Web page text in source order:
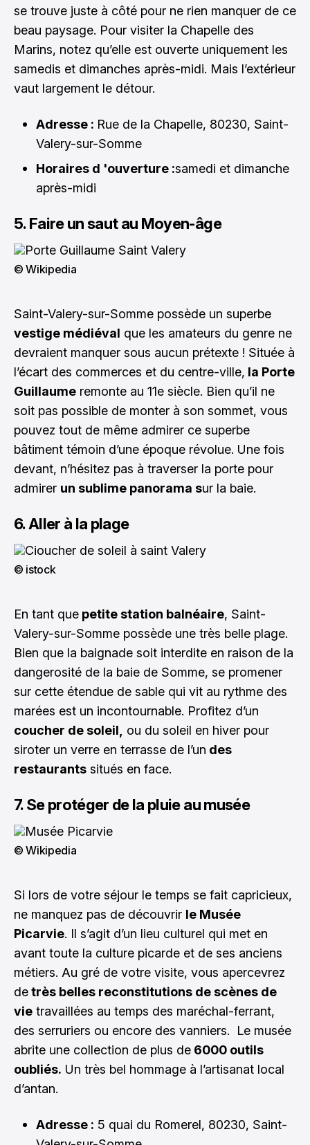
se trouve juste à côté pour ne rien manquer de ce
beau paysage. Pour visiter la Chapelle des
Marins, notez qu’elle est ouverte uniquement les
samedis et dimanches après-midi. Mais l’extérieur
vaut largement le détour.
Adresse : Rue de la Chapelle, 80230, Saint-
Valery-sur-Somme
Horaires d 'ouverture :samedi et dimanche
après-midi
5. Faire un saut au Moyen-âge
© Wikipedia
Saint-Valery-sur-Somme possède un superbe
vestige médiéval que les amateurs du genre ne
devraient manquer sous aucun prétexte ! Située à
l’écart des commerces et du centre-ville, la Porte
Guillaume remonte au 11e siècle. Bien qu’il ne
soit pas possible de monter à son sommet, vous
pouvez tout de même admirer ce superbe
bâtiment témoin d’une époque révolue. Une fois
devant, n’hésitez pas à traverser la porte pour
admirer un sublime panorama sur la baie.
6. Aller à la plage
© istock
En tant que petite station balnéaire, Saint-
Valery-sur-Somme possède une très belle plage.
Bien que la baignade soit interdite en raison de la
dangerosité de la baie de Somme, se promener
sur cette étendue de sable qui vit au rythme des
marées est un incontournable. Profitez d’un
coucher de soleil, ou du soleil en hiver pour
siroter un verre en terrasse de l’un des
restaurants situés en face.
7. Se protéger de la pluie au musée
© Wikipedia
Si lors de votre séjour le temps se fait capricieux,
ne manquez pas de découvrir le Musée
Picarvie. Il s’agit d’un lieu culturel qui met en
avant toute la culture picarde et de ses anciens
métiers. Au gré de votre visite, vous apercevrez
detrès belles reconstitutions de scènes de
vie travaillées au temps des maréchal-ferrant,
des serruriers ou encore des vanniers. Le musée
abrite une collection de plus de 6000 outils
oubliés. Un très bel hommage à l’artisanat local
d’antan.
Adresse : 5 quai du Romerel, 80230, Saint-